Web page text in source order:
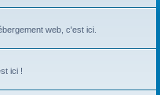
r
web, c'est ici.
ici !